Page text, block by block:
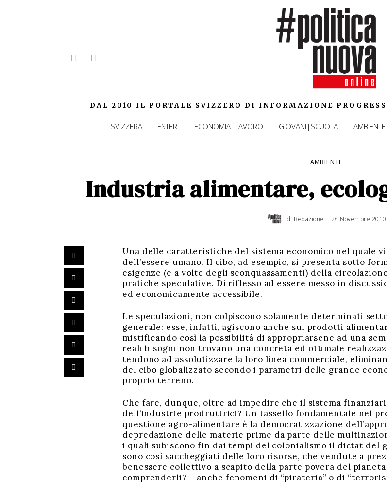
DAL 2010 IL PORTALE SVIZZERO DI INFORMAZIONE
SVIZZERA ESTERI ECONOMIA|LAVORO GIOVANI|SCUOLA AMBIENTE
AMBIENTE
Industria alimentare,
di Redazione 28 Novembre 2010
0
Una delle caratteristiche del sistema economico nel quale
dell’essere umano. Il cibo, ad esempio, si presenta sotto
esigenze (e a volte degli sconquassamenti) della
pratiche speculative. Di riflesso ad essere messo in
ed economicamente accessibile.
Le speculazioni, non colpiscono solamente determinati
generale: esse, infatti, agiscono anche sui prodotti
mistificando così la possibilità di appropriarsene ad una
reali bisogni non trovano una concreta ed ottimale
tendono ad assolutizzare la loro linea commerciale,
del cibo globalizzato secondo i parametri delle grande
proprio terreno.
Che fare, dunque, oltre ad impedire che il sistema
dell’industrie prodruttrici? Un tassello fondamentale nel
questione agro-alimentare è la democratizzazione
depredazione delle materie prime da parte delle
i quali subiscono fin dai tempi del colonialismo il dictat del
sono così saccheggiati delle loro risorse, che vendute a
benessere collettivo a scapito della parte povera del
comprenderli? – anche fenomeni di “pirateria” o di